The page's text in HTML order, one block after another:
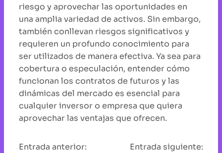
riesgo y aprovechar las oportunidades en
una amplia variedad de activos. Sin embargo,
también conllevan riesgos significativos y
requieren un profundo conocimiento para
ser utilizados de manera efectiva. Ya sea para
cobertura o especulación, entender cómo
funcionan los contratos de futuros y las
dinámicas del mercado es esencial para
cualquier inversor o empresa que quiera
aprovechar las ventajas que ofrecen.
Entrada anterior:
Entrada siguiente: